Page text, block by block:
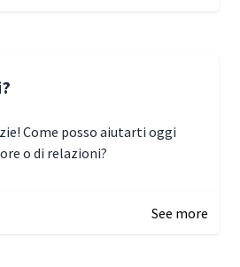
Come posso aiutarti oggi
o di relazioni?
See more